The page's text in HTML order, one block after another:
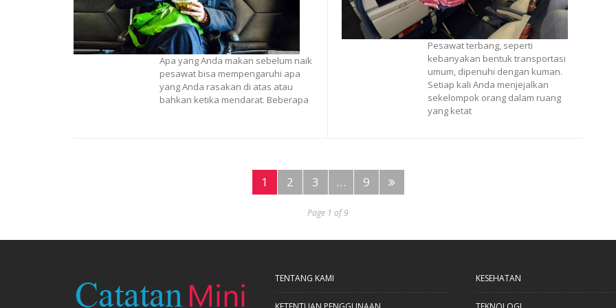
Apa yang Anda makan sebelum naik
pesawat bisa mempengaruhi apa
yang Anda rasakan di atas atau
bahkan ketika mendarat. Beberapa
Pesawat terbang, seperti
kebanyakan bentuk transportasi
umum, dipenuhi dengan kuman.
Setiap kali Anda menjejalkan
sekelompok orang dalam ruang
yang ketat
1 2 3 … 9
Page 1 of 9
TENTANG KAMI KESEHATAN